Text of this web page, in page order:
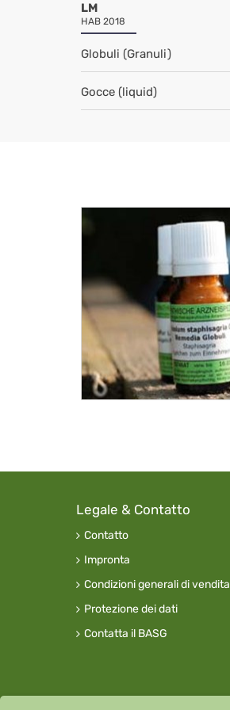
LM
HAB 2018
Globuli (Granuli)
Gocce (liquid)
Legale & Contatto
Contatto
Impronta
Condizioni generali di vendita
Protezione dei dati
Contatta il BASG